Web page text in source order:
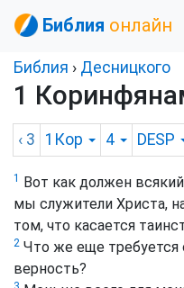
Библия онлайн
Библия › Десницкого
1
‹ 3 1Кор 4 DESP
1
Вот как должен
мы служители Христа,
том, что касается
2 Что же еще требуется
верность?